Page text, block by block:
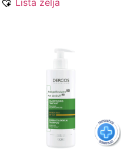
Lista želja